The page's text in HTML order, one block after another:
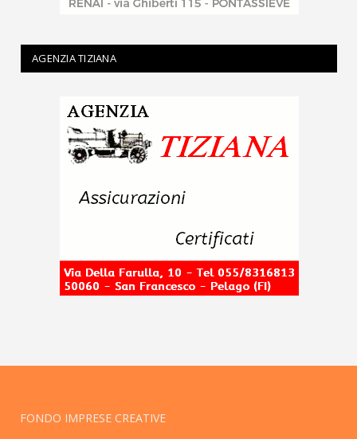
AGENZIA TIZIANA
FONDO IMPRESE CREATIVE